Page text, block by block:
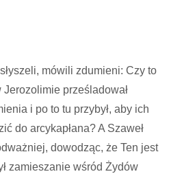
mówili zdumieni: Czy to
Jerozolimie prześladował
i po to tu przybył, aby ich
do arcykapłana? A Szaweł
dowodząc, że Ten jest
zamieszanie wśród Żydów